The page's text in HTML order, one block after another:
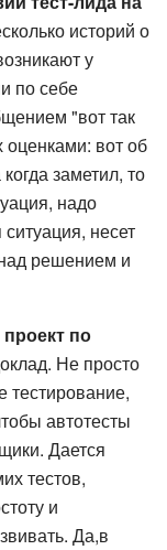
историй о
у
по себе
"вот так
оценками: вот об
заметил, то
надо
несет
решением и
по
Не просто
тестирование,
автотесты
Дается
тестов,
и
Да,в